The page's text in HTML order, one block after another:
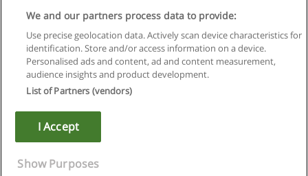
Regras de uso
Privacidade de dados
Entrar em contato com Educaedu
Copyright © Educaedu Business S.L. - CIF : B-95610580: -
We and our partners process data to provide:
Use precise geolocation data. Actively scan device characteristics for
identification. Store and/or access information on a device.
Personalised ads and content, ad and content measurement,
audience insights and product development.
List of Partners (vendors)
I Accept
Show Purposes